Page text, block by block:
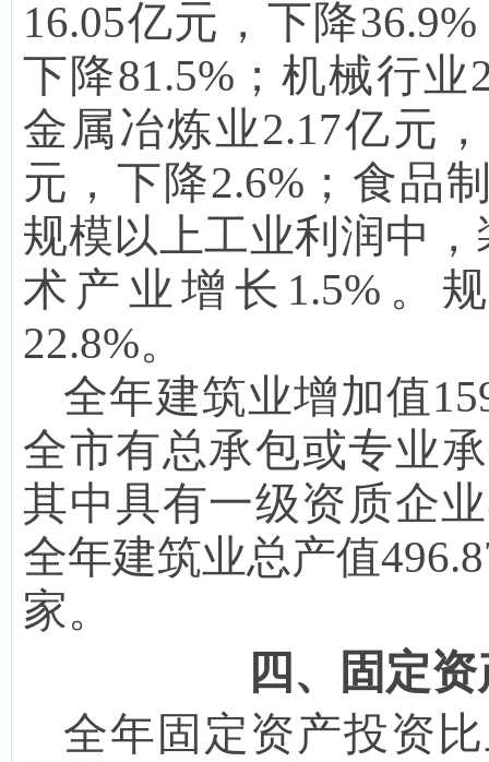
16.05亿元， 下降36.9
下降81.5%；机械行业
金属冶炼业2.17亿元，
元，下降2.6%；食品
规模以上工业利润中
术产业增长 1.5% 。
22.8%。
全年建筑业增加值
全市有总承包或专业
其中具有一级资质企
全年建筑业总产值
家。
四、固定
全年固定资产投资